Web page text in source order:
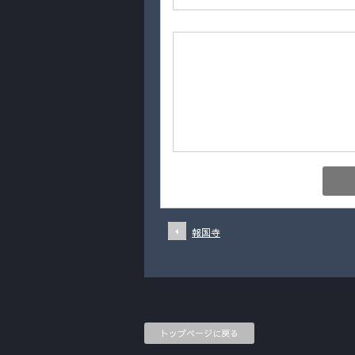
報国寺
トップページに戻る